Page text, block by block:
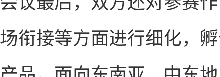
场衔接等方面进行细化，